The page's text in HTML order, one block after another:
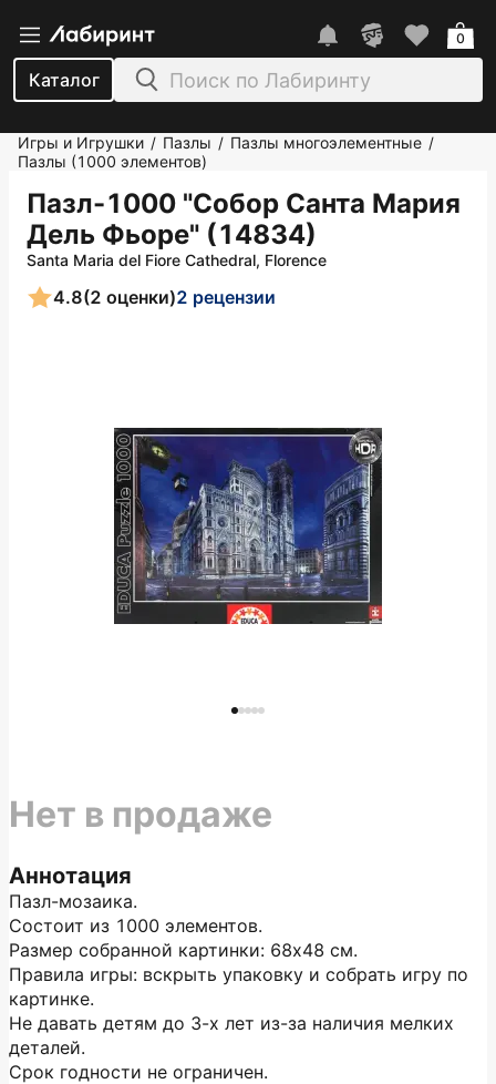
Каталог
0
Игры и Игрушки / Пазлы / Пазлы многоэлементные /
Пазлы (1000 элементов)
Пазл-1000 "Собор Санта Мария
Дель Фьоре" (14834)
Santa Maria del Fiore Cathedral, Florence
4.8(2 оценки)2 рецензии
Аннотация
Пазл-мозаика.
Состоит из 1000 элементов.
Размер собранной картинки: 68х48 см.
Правила игры: вскрыть упаковку и собрать игру по
картинке.
Не давать детям до 3-х лет из-за наличия мелких
деталей.
Срок годности не ограничен.
Нет в продаже